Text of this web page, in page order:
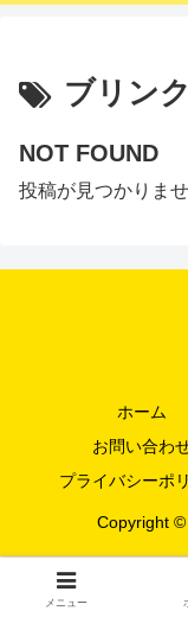
ブリン
NOT FOUND
投稿が見つかりませ
ホーム
お問い合わ
プライバシーポ
Copyright ©
メニュー